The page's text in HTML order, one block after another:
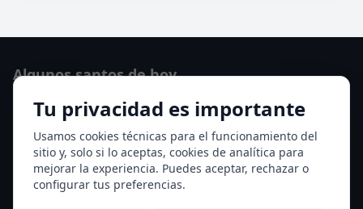
Tu privacidad es importante
Usamos cookies técnicas para el funcionamiento del
sitio y, solo si lo aceptas, cookies de analítica para
mejorar la experiencia. Puedes aceptar, rechazar o
configurar tus preferencias.
Algunos santos de hoy
San Osvaldo de Maserfield
Santa Edith Stein (Sor Teresa Benedicta de la Cruz)
Ver todos los santos de hoy